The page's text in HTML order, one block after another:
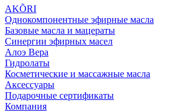
AKÕRI
Однокомпонентные эфирные масла
Базовые масла и мацераты
Синергии эфирных масел
Алоэ Вера
Гидролаты
Косметические и массажные масла
Аксессуары
Подарочные сертификаты
Компания